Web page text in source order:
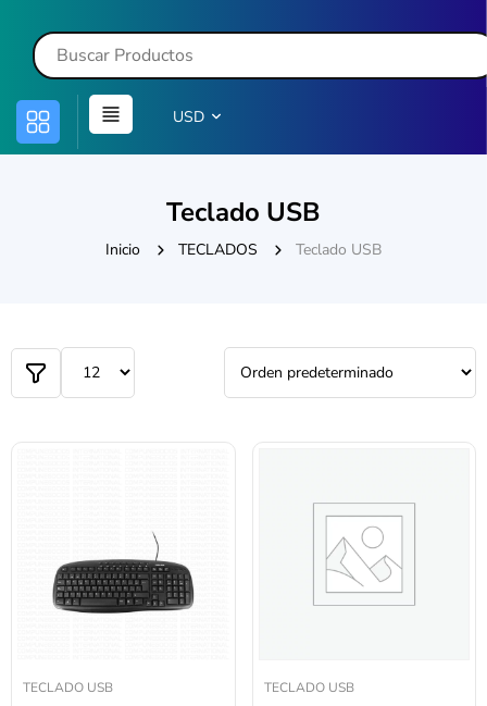
USD
Teclado USB
Inicio TECLADOS Teclado USB
TECLADO USB TECLADO USB